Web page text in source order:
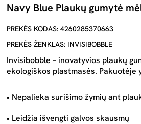
Navy Blue Plaukų gumytė
PREKĖS KODAS: 4260285370663
PREKĖS ŽENKLAS: INVISIBOBBLE
Invisibobble – inovatyvios plaukų
ekologiškos plastmasės. Pakuotėje
• Nepalieka surišimo žymių ant
• Leidžia išvengti galvos skausmų